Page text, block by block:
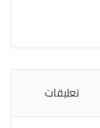
تعليقات